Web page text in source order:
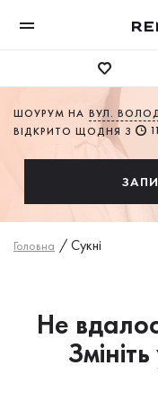
ШОУРУМ НА ВУЛ.
ВІДКРИТО ЩОДНЯ З
Головна /Сукнi
Не